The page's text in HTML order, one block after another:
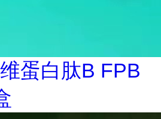
蛋白肽B FPB